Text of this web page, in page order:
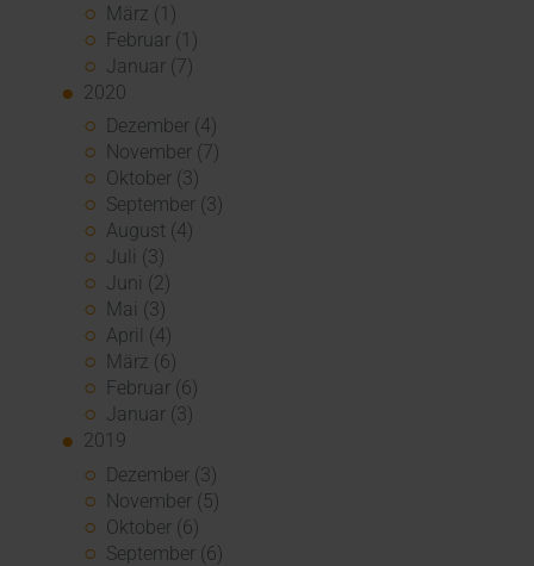
März (1)
Februar (1)
Januar (7)
2020
Dezember (4)
November (7)
Oktober (3)
September (3)
August (4)
Juli (3)
Juni (2)
Mai (3)
April (4)
März (6)
Februar (6)
Januar (3)
2019
Dezember (3)
November (5)
Oktober (6)
September (6)